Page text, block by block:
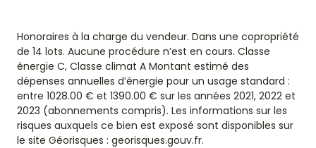
Honoraires à la charge du vendeur. Dans une copropriété
de 14 lots. Aucune procédure n’est en cours. Classe
énergie C, Classe climat A Montant estimé des
dépenses annuelles d’énergie pour un usage standard :
entre 1028.00 € et 1390.00 € sur les années 2021, 2022 et
2023 (abonnements compris). Les informations sur les
risques auxquels ce bien est exposé sont disponibles sur
le site Géorisques : georisques.gouv.fr.